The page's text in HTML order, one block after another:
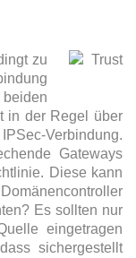
zu
in der Regel über
Verbindung.
Gateways
Diese kann
Es sollten nur
eingetragen
sichergestellt